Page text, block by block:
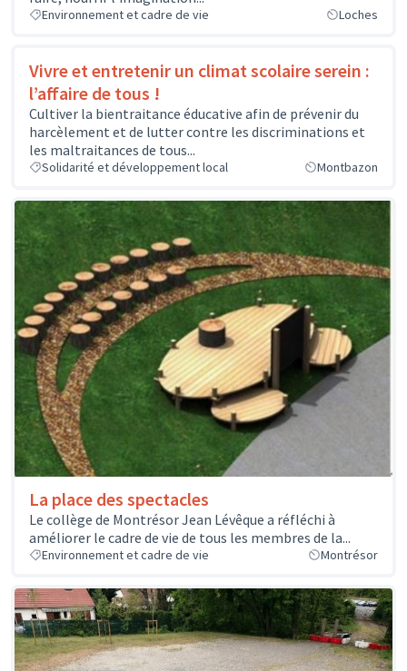
Environnement et cadre de vie Loches
Vivre et entretenir un climat scolaire serein :
l’affaire de tous !
Cultiver la bientraitance éducative afin de prévenir du
harcèlement et de lutter contre les discriminations et
les maltraitances de tous...
Solidarité et développement local Montbazon
La place des spectacles
Le collège de Montrésor Jean Lévêque a réfléchi à
améliorer le cadre de vie de tous les membres de la...
Environnement et cadre de vie Montrésor